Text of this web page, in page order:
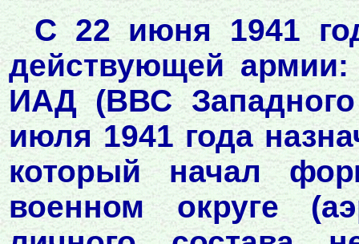
С 22 июня 1941
действующей армии:
ИАД (ВВС
июля 1941 года
который начал
военном округе